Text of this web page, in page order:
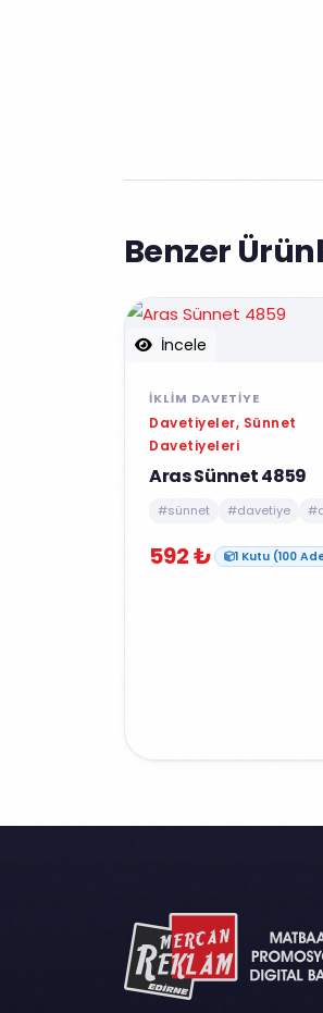
Benzer
İncele
İKLIM DAVETIYE
Davetiyeler, Sünnet
Davetiyeleri
Aras Sünnet 4859
#sünnet #davetiye
592 ₺ 1 Kutu (100